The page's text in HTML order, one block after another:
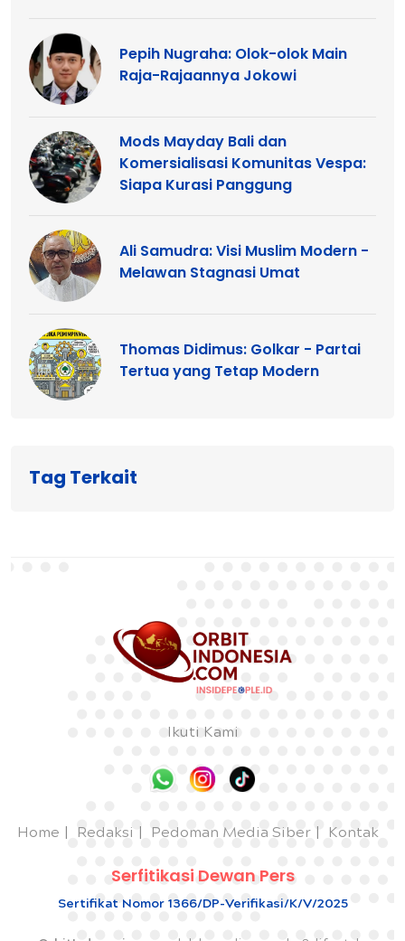
Pepih Nugraha: Olok-olok Main
Raja-Rajaannya Jokowi
Mods Mayday Bali dan
Komersialisasi Komunitas Vespa:
Siapa Kurasi Panggung
Ali Samudra: Visi Muslim Modern -
Melawan Stagnasi Umat
Thomas Didimus: Golkar - Partai
Tertua yang Tetap Modern
Tag Terkait
Ikuti Kami
Home Redaksi Pedoman Media Siber Kontak
Serfitikasi Dewan Pers
Sertifikat Nomor 1366/DP-Verifikasi/K/V/2025